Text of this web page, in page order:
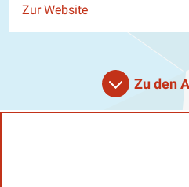
Website
Zur Website
Zu den